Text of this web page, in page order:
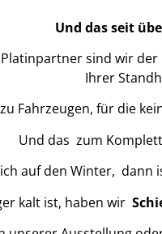
Und das seit
sind wir
Ihrer
Fahrzeugen, für die
Und das zum
auf den Winter, dann
kalt ist, haben wir